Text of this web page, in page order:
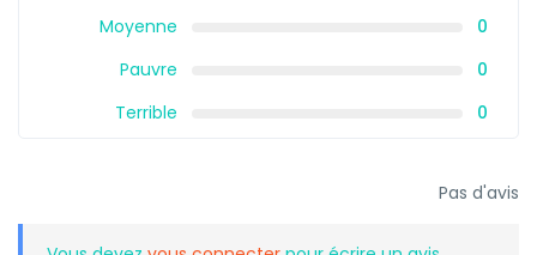
Moyenne
0
Pauvre
0
Terrible
0
Pas d'avis